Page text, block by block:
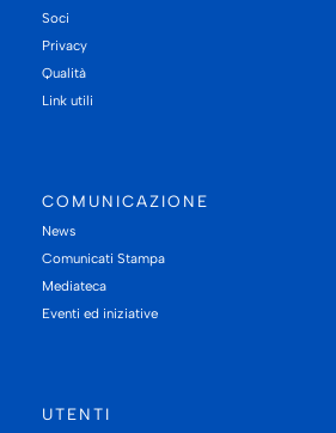
Soci
Privacy
Qualità
Link utili
COMUNICAZIONE
News
Comunicati Stampa
Mediateca
Eventi ed iniziative
UTENTI